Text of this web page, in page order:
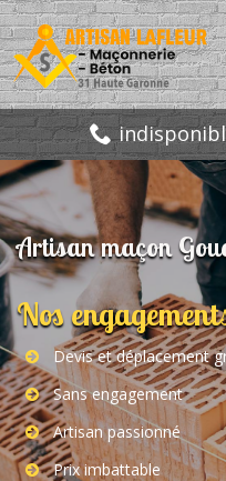
Artisan maçon
Nos
Devis et déplacement
Sans engagement
Artisan passionné
Prix imbattable